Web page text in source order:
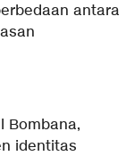
antara
Bombana,
identitas